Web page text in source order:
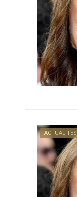
ACTUALITÉS